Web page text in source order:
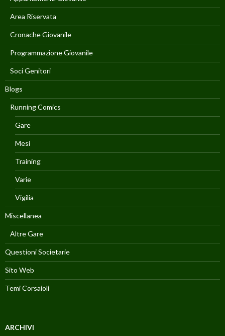
Area Riservata
Cronache Giovanile
Programmazione Giovanile
Soci Genitori
Blogs
Running Comics
Gare
Mesi
Training
Varie
Vigilia
Miscellanea
Altre Gare
Questioni Societarie
Sito Web
Temi Corsaioli
ARCHIVI